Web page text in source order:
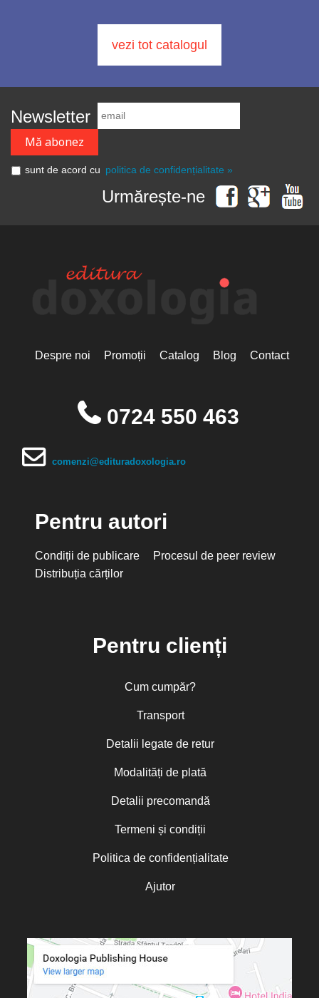
vezi tot catalogul
Newsletter
sunt de acord cu politica de confidențialitate »
Urmărește-ne
Despre noi Promoții Catalog Blog Contact
0724 550 463
comenzi@edituradoxologia.ro
Pentru autori
Condiții de publicare
Procesul de peer review
Distribuția cărților
Pentru clienți
Cum cumpăr?
Transport
Detalii legate de retur
Modalități de plată
Detalii precomandă
Termeni și condiții
Politica de confidențialitate
Ajutor